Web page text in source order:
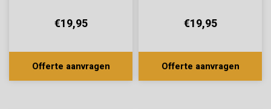
€19,95
Offerte aanvragen
€19,95
Offerte aanvragen